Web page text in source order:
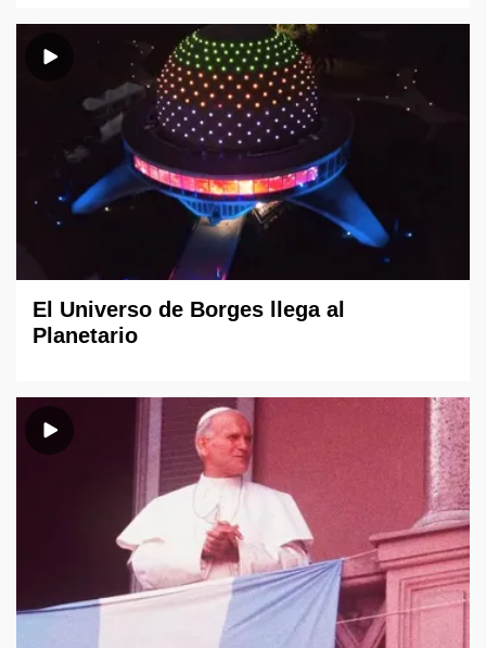
El Universo de Borges llega al
Planetario